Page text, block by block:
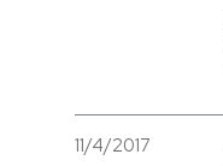
11/4/2017